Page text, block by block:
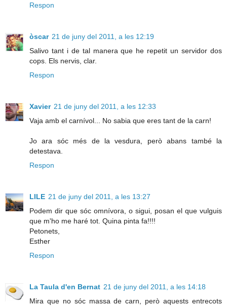
Respon
òscar 21 de juny del 2011, a les 12:19
Salivo tant i de tal manera que he repetit un servidor dos
cops. Els nervis, clar.
Respon
Xavier 21 de juny del 2011, a les 12:33
Vaja amb el carnívol... No sabia que eres tant de la carn!
Jo ara sóc més de la vesdura, però abans també la
detestava.
Respon
LILE 21 de juny del 2011, a les 13:27
Podem dir que sóc omnívora, o sigui, posan el que vulguis
que m'ho me haré tot. Quina pinta fa!!!!
Petonets,
Esther
Respon
La Taula d'en Bernat 21 de juny del 2011, a les 14:18
Mira que no sóc massa de carn, però aquests entrecots